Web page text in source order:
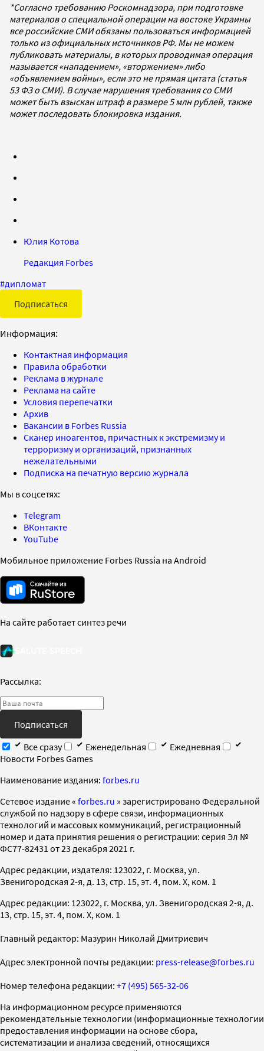
*Согласно требованию Роскомнадзора, при подготовке
материалов о специальной операции на востоке Украины
все российские СМИ обязаны пользоваться информацией
только из официальных источников РФ. Мы не можем
публиковать материалы, в которых проводимая операция
называется «нападением», «вторжением» либо
«объявлением войны», если это не прямая цитата (статья
53 ФЗ о СМИ). В случае нарушения требования со СМИ
может быть взыскан штраф в размере 5 млн рублей, также
может последовать блокировка издания.
Юлия Котова
Редакция Forbes
#дипломат
Подписаться
Информация:
Контактная информация
Правила обработки
Реклама в журнале
Реклама на сайте
Условия перепечатки
Архив
Вакансии в Forbes Russia
Сканер иноагентов, причастных к экстремизму и
терроризму и организаций, признанных
нежелательными
Подписка на печатную версию журнала
Мы в соцсетях:
Telegram
ВКонтакте
YouTube
Мобильное приложение Forbes Russia на Android
На сайте работает синтез речи
Рассылка:
Подписаться
Все сразу
Еженедельная
Ежедневная
Новости Forbes Games
Наименование издания: forbes.ru
Cетевое издание « forbes.ru » зарегистрировано Федеральной
службой по надзору в сфере связи, информационных
технологий и массовых коммуникаций, регистрационный
номер и дата принятия решения о регистрации: серия Эл №
ФС77-82431 от 23 декабря 2021 г.
Адрес редакции, издателя: 123022, г. Москва, ул.
Звенигородская 2-я, д. 13, стр. 15, эт. 4, пом. X, ком. 1
Адрес редакции: 123022, г. Москва, ул. Звенигородская 2-я, д.
13, стр. 15, эт. 4, пом. X, ком. 1
Главный редактор: Мазурин Николай Дмитриевич
Адрес электронной почты редакции: press-release@forbes.ru
Номер телефона редакции: +7 (495) 565-32-06
На информационном ресурсе применяются
рекомендательные технологии (информационные технологии
предоставления информации на основе сбора,
систематизации и анализа сведений, относящихся